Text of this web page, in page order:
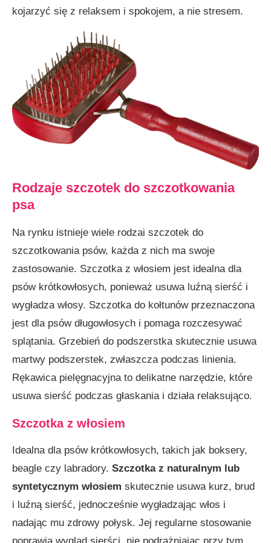
kojarzyć się z relaksem i spokojem, a nie stresem.
Rodzaje szczotek do szczotkowania
psa
Na rynku istnieje wiele rodzai szczotek do
szczotkowania psów, każda z nich ma swoje
zastosowanie. Szczotka z włosiem jest idealna dla
psów krótkowłosych, ponieważ usuwa luźną sierść i
wygładza włosy. Szczotka do kołtunów przeznaczona
jest dla psów długowłosych i pomaga rozczesywać
splątania. Grzebień do podszerstka skutecznie usuwa
martwy podszerstek, zwłaszcza podczas linienia.
Rękawica pielęgnacyjna to delikatne narzędzie, które
usuwa sierść podczas głaskania i działa relaksująco.
Szczotka z włosiem
Idealna dla psów krótkowłosych, takich jak boksery,
beagle czy labradory. Szczotka z naturalnym lub
syntetycznym włosiem skutecznie usuwa kurz, brud
i luźną sierść, jednocześnie wygładzając włos i
nadając mu zdrowy połysk. Jej regularne stosowanie